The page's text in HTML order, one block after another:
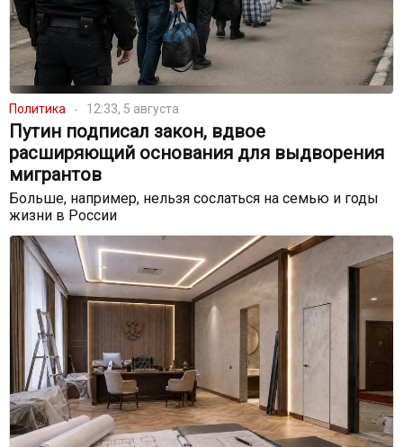
Политика 12:33, 5 августа
Путин подписал закон, вдвое
расширяющий основания для выдворения
мигрантов
Больше, например, нельзя сослаться на семью и годы
жизни в России